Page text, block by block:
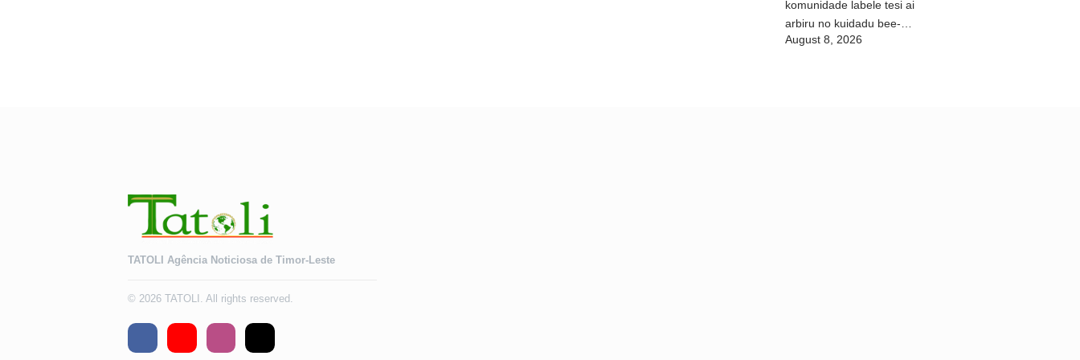
komunidade labele tesi ai
arbiru no kuidadu bee-
matan
August 8, 2026
TATOLI Agência Noticiosa de Timor-Leste
© 2026 TATOLI. All rights reserved.